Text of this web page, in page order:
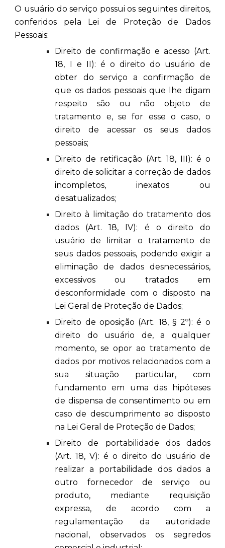
O usuário do serviço possui os seguintes direitos,
conferidos pela Lei de Proteção de Dados
Pessoais:
Direito de confirmação e acesso (Art.
18, I e II): é o direito do usuário de
obter do serviço a confirmação de
que os dados pessoais que lhe digam
respeito são ou não objeto de
tratamento e, se for esse o caso, o
direito de acessar os seus dados
pessoais;
Direito de retificação (Art. 18, III): é o
direito de solicitar a correção de dados
incompletos, inexatos ou
desatualizados;
Direito à limitação do tratamento dos
dados (Art. 18, IV): é o direito do
usuário de limitar o tratamento de
seus dados pessoais, podendo exigir a
eliminação de dados desnecessários,
excessivos ou tratados em
desconformidade com o disposto na
Lei Geral de Proteção de Dados;
Direito de oposição (Art. 18, § 2º): é o
direito do usuário de, a qualquer
momento, se opor ao tratamento de
dados por motivos relacionados com a
sua situação particular, com
fundamento em uma das hipóteses
de dispensa de consentimento ou em
caso de descumprimento ao disposto
na Lei Geral de Proteção de Dados;
Direito de portabilidade dos dados
(Art. 18, V): é o direito do usuário de
realizar a portabilidade dos dados a
outro fornecedor de serviço ou
produto, mediante requisição
expressa, de acordo com a
regulamentação da autoridade
nacional, observados os segredos